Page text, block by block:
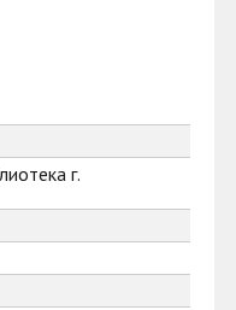
г.